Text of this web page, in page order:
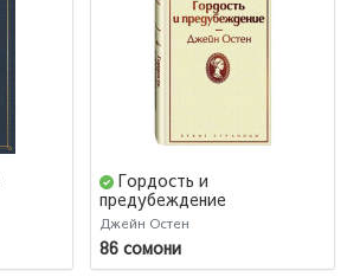
Гордость и
предубеждение
(Подарочное издание)
Джейн Остен
86 сомони